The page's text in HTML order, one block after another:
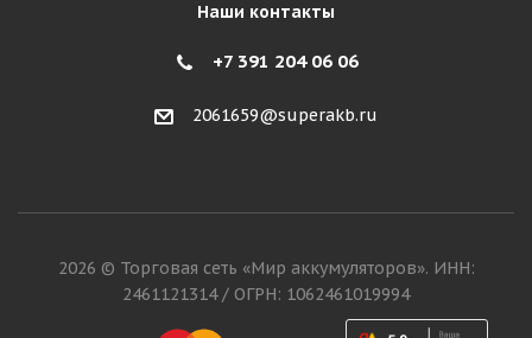
Наши контакты
+7 391 204 06 06
2061659@superakb.ru
2026 © Торговая сеть «Мир аккумуляторов». ИНН:
2461121314 / ОГРН: 1062461019994